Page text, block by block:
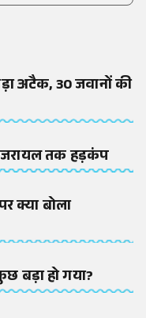
अटैक, 30 जवानों की
तक हड़कंप
क्या बोला
बड़ा हो गया?